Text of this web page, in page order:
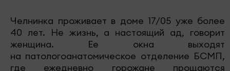
Челнинка проживает в доме 17/05 уже более
40 лет. Не жизнь, а настоящий ад, говорит
женщина. Ее окна выходят
на патологоанатомическое отделение БСМП,
где ежедневно горожане прощаются